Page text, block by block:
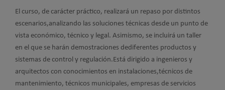
El curso, de carácter práctico, realizará un repaso por distintos
escenarios,analizando las soluciones técnicas desde un punto de
vista económico, técnico y legal. Asimismo, se incluirá un taller
en el que se harán demostraciones dediferentes productos y
sistemas de control y regulación.Está dirigido a ingenieros y
arquitectos con conocimientos en instalaciones,técnicos de
mantenimiento, técnicos municipales, empresas de servicios